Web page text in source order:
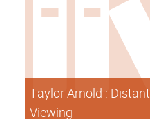
Taylor Arnold : Distant
Viewing